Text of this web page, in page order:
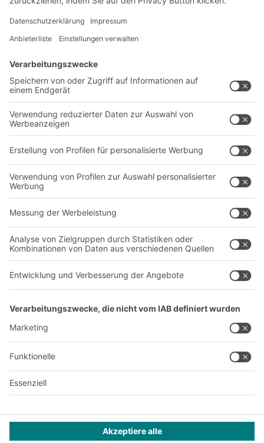
Lösungen
Behältersysteme
Regalsysteme
Transportsysteme
Beratung & Service
Unternehmen
Standorte weltweit
Produktionsstandorte
Follow us
YOUR LIFE.
+43 (7224) 65 555-0
Dieses Angebot ist für Industrie, Handwerk, Handel und die
freien Berufe zur Verwendung in der selbstständigen,